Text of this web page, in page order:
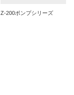
Z-200ポンプシリーズ